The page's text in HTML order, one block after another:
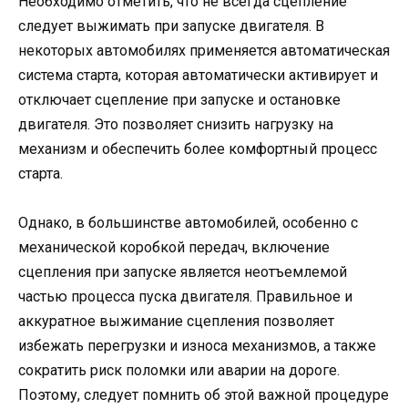
следует выжимать при запуске двигателя. В
некоторых автомобилях применяется автоматическая
система старта, которая автоматически активирует и
отключает сцепление при запуске и остановке
двигателя. Это позволяет снизить нагрузку на
механизм и обеспечить более комфортный процесс
старта.
Однако, в большинстве автомобилей, особенно с
механической коробкой передач, включение
сцепления при запуске является неотъемлемой
частью процесса пуска двигателя. Правильное и
аккуратное выжимание сцепления позволяет
избежать перегрузки и износа механизмов, а также
сократить риск поломки или аварии на дороге.
Поэтому, следует помнить об этой важной процедуре